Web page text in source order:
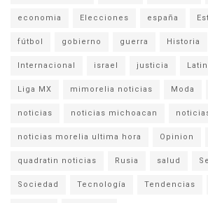
economia Elecciones españa
fútbol gobierno guerra Historia
Internacional israel justicia
Liga MX mimorelia noticias Moda
noticias noticias michoacan
noticias morelia ultima hora Opinion
quadratin noticias Rusia salud
Sociedad Tecnología Tendencias